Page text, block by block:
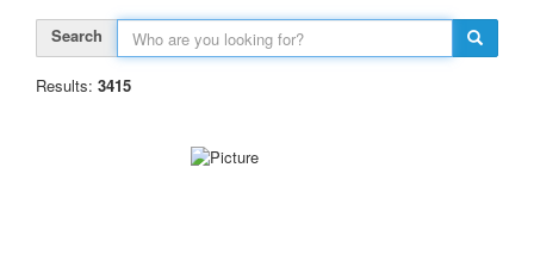
Search
Results: 3415